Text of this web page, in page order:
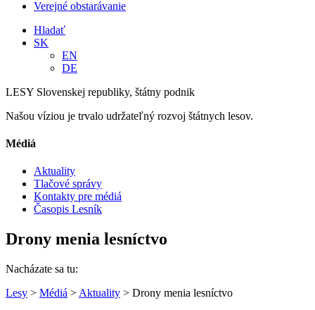
Verejné obstarávanie
Hladať
SK
EN
DE
LESY Slovenskej republiky, štátny podnik
Našou víziou je trvalo udržateľný rozvoj štátnych lesov.
Médiá
Aktuality
Tlačové správy
Kontakty pre médiá
Časopis Lesník
Drony menia lesníctvo
Nacházate sa tu:
Lesy > Médiá > Aktuality > Drony menia lesníctvo